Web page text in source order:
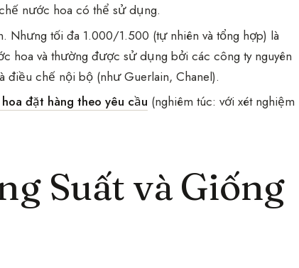
nước hoa có thể sử dụng.
Nhưng tối đa 1.000/1.500 (tự nhiên và tổng hợp) là
hoa và thường được sử dụng bởi các công ty nguyên
điều chế nội bộ (như Guerlain, Chanel).
đặt hàng theo yêu cầu (nghiêm túc: với xét nghiệm
Suất và Giống